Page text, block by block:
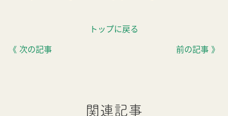
《 次の記事
トップに戻る
前の記事 》
関連記事